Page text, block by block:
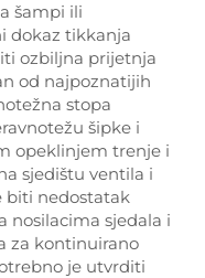
šampi ili
dokaz tikkanja
ozbiljna prijetnja
od najpoznatijih
stopa
šipke i
opeklinjem trenje i
sjedištu ventila i
biti nedostatak
nosilacima sjedala i
za kontinuirano
je utvrditi